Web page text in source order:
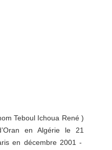
Teboul Ichoua René )
en Algérie le 21
en décembre 2001 -